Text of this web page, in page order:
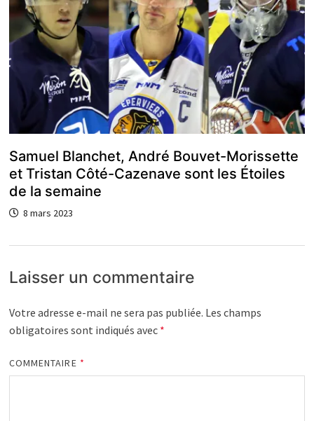
Samuel Blanchet, André Bouvet-Morissette
et Tristan Côté-Cazenave sont les Étoiles
de la semaine
8 mars 2023
Laisser un commentaire
Votre adresse e-mail ne sera pas publiée. Les champs
obligatoires sont indiqués avec *
COMMENTAIRE *